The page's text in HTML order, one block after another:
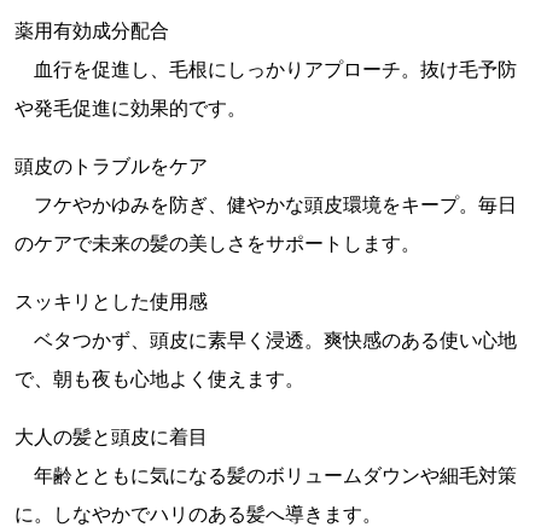
薬用有効成分配合
血行を促進し、毛根にしっかりアプローチ。抜け毛予防
や発毛促進に効果的です。
頭皮のトラブルをケア
フケやかゆみを防ぎ、健やかな頭皮環境をキープ。毎日
のケアで未来の髪の美しさをサポートします。
スッキリとした使用感
ベタつかず、頭皮に素早く浸透。爽快感のある使い心地
で、朝も夜も心地よく使えます。
大人の髪と頭皮に着目
年齢とともに気になる髪のボリュームダウンや細毛対策
に。しなやかでハリのある髪へ導きます。